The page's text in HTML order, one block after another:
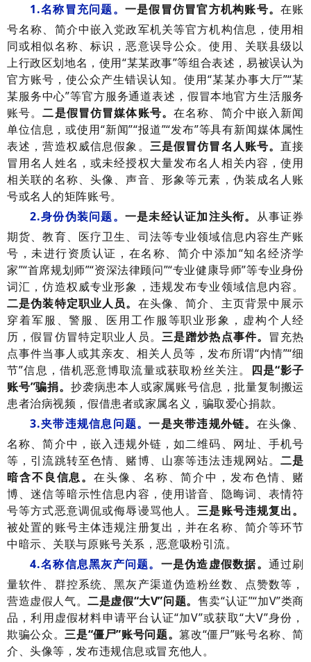
1.名称冒充问题。 一是假冒仿冒官方机构账号。在账
号名称、简介中嵌入党政军机关等官方机构信息，使用相
同或相似名称、标识，恶意误导公众。使用、关联县级以
上行政区划地名，使用“某某政事”等组合表述，易被误认为
官方账号，使公众产生错误认知。使用“某某办事大厅”“某
某服务中心”等官方服务通道表述，假冒本地官方生活服务
账号。二是假冒仿冒媒体账号。 在名称、简介中嵌入新闻
单位信息，或使用“新闻”“报道”“发布”等具有新闻媒体属性
表述，营造权威信息假象。 三是假冒仿冒名人账号。直接
冒用名人姓名，或未经授权大量发布名人相关内容，使用
相关联的名称、头像、声音、形象等元素，伪装成名人账
号或名人的矩阵账号。
2.身份伪装问题。 一是未经认证加注头衔。 从事证券
期货、教育、医疗卫生、司法等专业领域信息内容生产账
号，未进行资质认证，在名称、简介中添加“知名经济学
家”“首席规划师”“资深法律顾问”“专业健康导师”等专业身份
词汇，仿造权威专业形象，违规发布专业领域信息内容。
二是伪装特定职业人员。 在头像、简介、主页背景中展示
穿着军服、警服、医用工作服等职业形象，虚构个人经
历，假冒仿冒特定职业人员。 三是蹭炒热点事件。 冒充热
点事件当事人或其亲友、相关人员等，发布所谓“内情”“细
节”信息，借机恶意博取流量或获取粉丝关注。
四是“影子
账号”骗捐。 抄袭病患本人或家属账号信息，批量复制搬运
患者治病视频，假借患者或家属名义，骗取爱心捐款。
3.夹带违规信息问题。一是夹带违规外链。 在头像、
名称、简介中，嵌入违规外链，如二维码、网址、手机号
等，引流跳转至色情、赌博、山寨等违法违规网站。二是
暗含不良信息。在头像、名称、简介中，发布色情、赌
博、迷信等暗示性信息内容，使用谐音、隐晦词、表情符
号等方式恶意调侃或侮辱谩骂他人。三是账号违规复出。
被处置的账号主体违规注册复出，并在名称、简介等环节
中暗示、关联与原账号关系，恶意吸粉引流。
4.名称信息黑灰产问题。 一是伪造虚假数据。 通过刷
量软件、群控系统、黑灰产渠道伪造粉丝数、点赞数等，
营造虚假人气。二是虚假“大V”问题。 售卖“认证”“加V”类商
品，利用虚假材料申请平台认证“加V”或获取“大V”身份，
欺骗公众。三是“僵尸”账号问题。篡改“僵尸”账号名称、简
介、头像等，发布违规信息或冒充他人。